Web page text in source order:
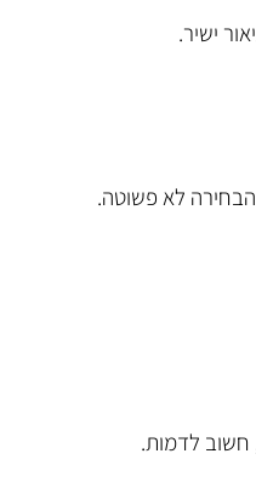
ישיר.
לא פשוטה.
חשוב לדמות.